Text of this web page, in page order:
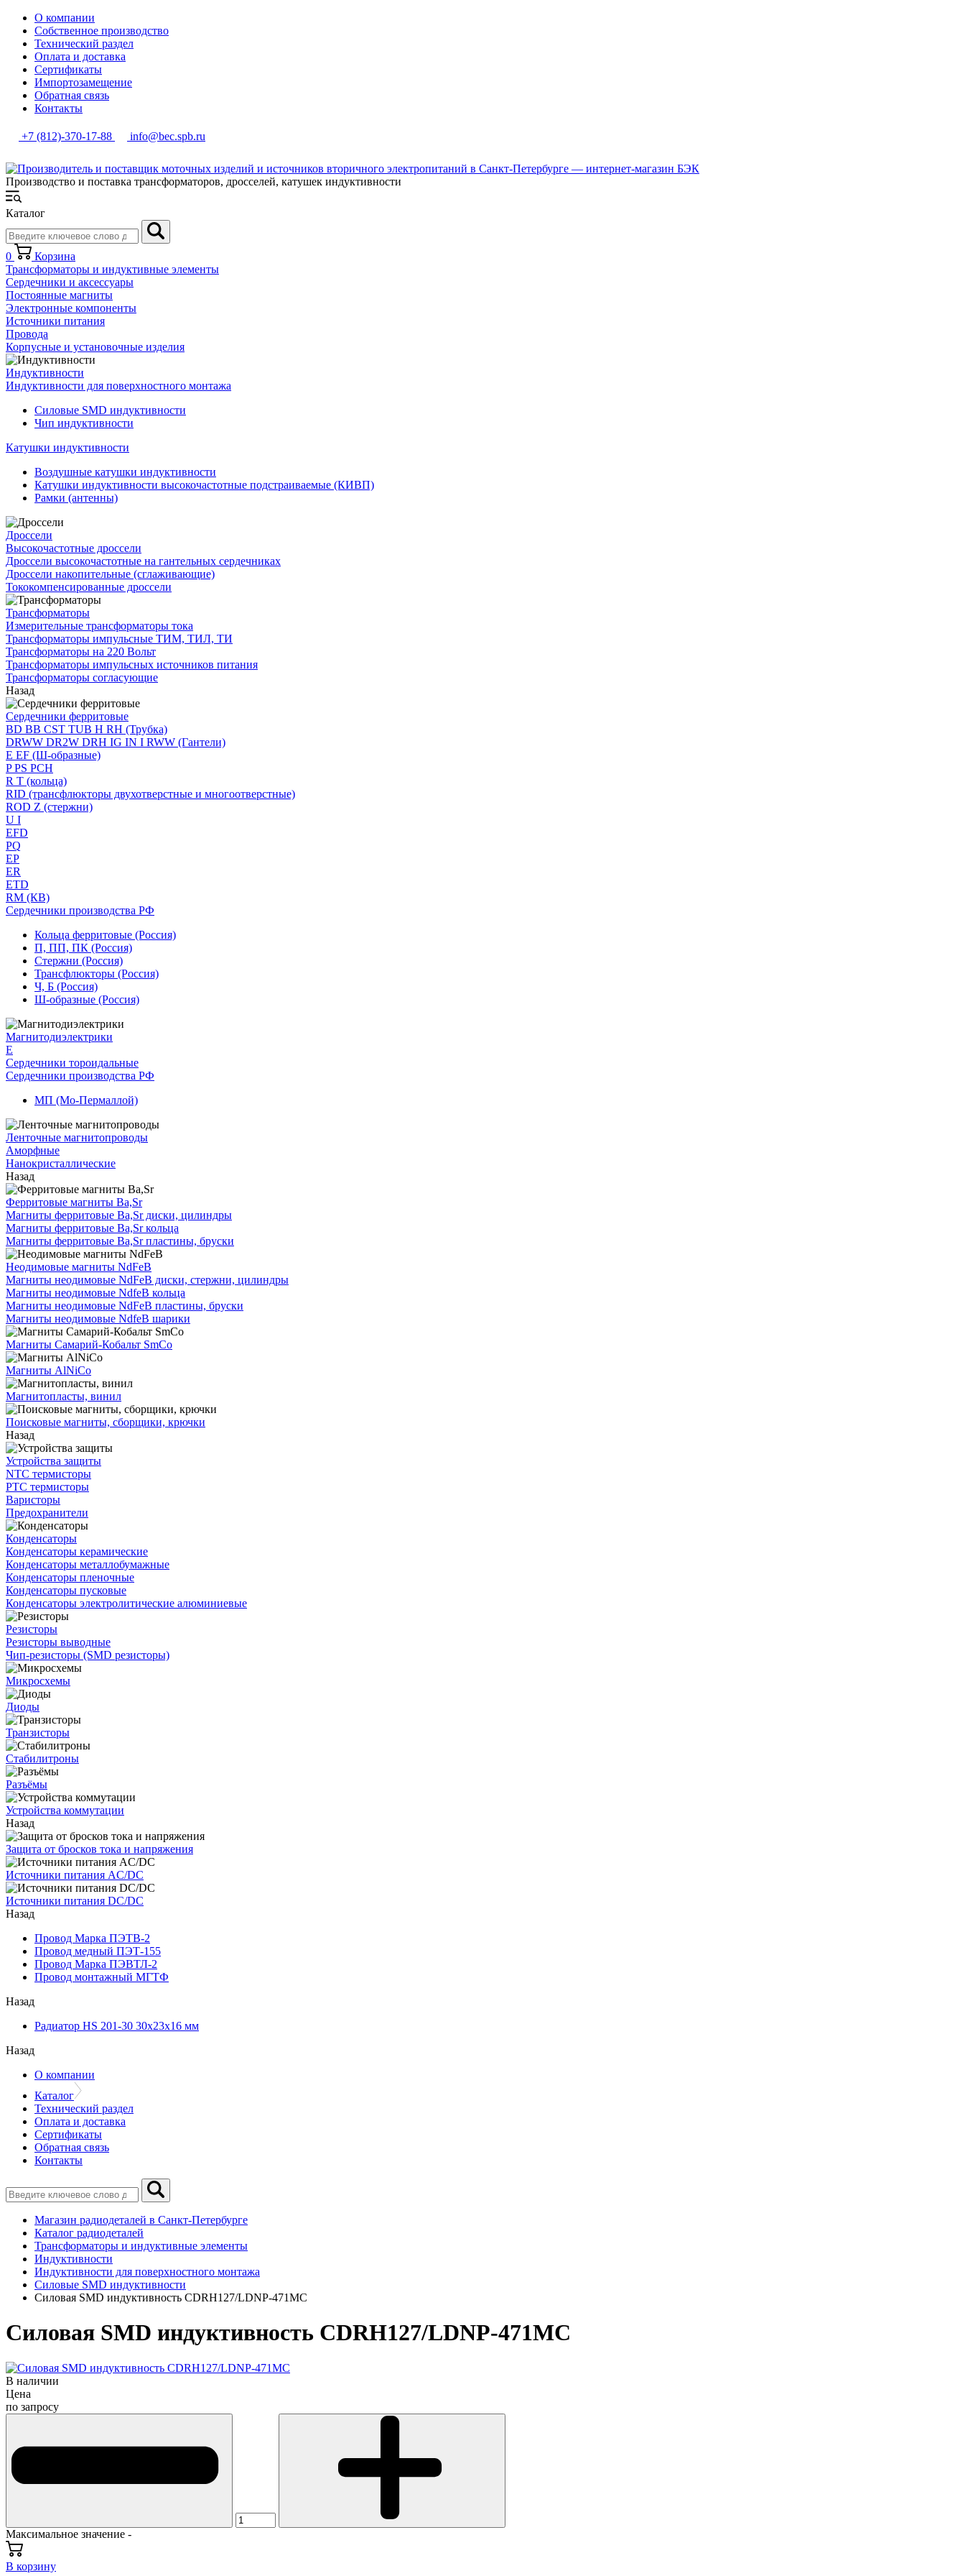
О компании
Собственное производство
Технический раздел
Оплата и доставка
Сертификаты
Импортозамещение
Обратная связь
Контакты
+7 (812)-370-17-88 info@bec.spb.ru
Производство и поставка трансформаторов, дросселей, катушек индуктивности
Каталог
0
Корзина
Трансформаторы и индуктивные элементы
Сердечники и аксессуары
Постоянные магниты
Электронные компоненты
Источники питания
Провода
Корпусные и установочные изделия
Индуктивности
Индуктивности для поверхностного монтажа
Силовые SMD индуктивности
Чип индуктивности
Катушки индуктивности
Воздушные катушки индуктивности
Катушки индуктивности высокочастотные подстраиваемые (КИВП)
Рамки (антенны)
Дроссели
Высокочастотные дроссели
Дроссели высокочастотные на гантельных сердечниках
Дроссели накопительные (сглаживающие)
Тококомпенсированные дроссели
Трансформаторы
Измерительные трансформаторы тока
Трансформаторы импульсные ТИМ, ТИЛ, ТИ
Трансформаторы на 220 Вольт
Трансформаторы импульсных источников питания
Трансформаторы согласующие
Назад
Сердечники ферритовые
BD BB CST TUB H RH (Трубка)
DRWW DR2W DRH IG IN I RWW (Гантели)
E EF (Ш-образные)
P PS PCH
R T (кольца)
RID (трансфлюкторы двухотверстные и многоотверстные)
ROD Z (стержни)
U I
EFD
PQ
EP
ER
ETD
RM (КВ)
Сердечники производства РФ
Кольца ферритовые (Россия)
П, ПП, ПК (Россия)
Стержни (Россия)
Трансфлюкторы (Россия)
Ч, Б (Россия)
Ш-образные (Россия)
Магнитодиэлектрики
E
Сердечники тороидальные
Сердечники производства РФ
МП (Мо-Пермаллой)
Ленточные магнитопроводы
Аморфные
Нанокристаллические
Назад
Ферритовые магниты Ba,Sr
Магниты ферритовые Ba,Sr диски, цилиндры
Магниты ферритовые Ba,Sr кольца
Магниты ферритовые Ba,Sr пластины, бруски
Неодимовые магниты NdFeB
Магниты неодимовые NdFeB диски, стержни, цилиндры
Магниты неодимовые NdfeB кольца
Магниты неодимовые NdFeB пластины, бруски
Магниты неодимовые NdfeB шарики
Магниты Самарий-Кобальт SmCo
Магниты AlNiCo
Магнитопласты, винил
Поисковые магниты, сборщики, крючки
Назад
Устройства защиты
NTC термисторы
PTC термисторы
Варисторы
Предохранители
Конденсаторы
Конденсаторы керамические
Конденсаторы металлобумажные
Конденсаторы пленочные
Конденсаторы пусковые
Конденсаторы электролитические алюминиевые
Резисторы
Резисторы выводные
Чип-резисторы (SMD резисторы)
Микросхемы
Диоды
Транзисторы
Стабилитроны
Разъёмы
Устройства коммутации
Назад
Защита от бросков тока и напряжения
Источники питания AC/DC
Источники питания DC/DC
Назад
Провод Марка ПЭТВ-2
Провод медный ПЭТ-155
Провод Марка ПЭВТЛ-2
Провод монтажный МГТФ
Назад
Радиатор HS 201-30 30х23х16 мм
Назад
О компании
Каталог
Технический раздел
Оплата и доставка
Сертификаты
Обратная связь
Контакты
Магазин радиодеталей в Санкт-Петербурге
Каталог радиодеталей
Трансформаторы и индуктивные элементы
Индуктивности
Индуктивности для поверхностного монтажа
Силовые SMD индуктивности
Силовая SMD индуктивность CDRH127/LDNP-471MC
Силовая SMD индуктивность CDRH127/LDNP-471MC
В наличии
Цена
по запросу
Максимальное значение -
В корзину